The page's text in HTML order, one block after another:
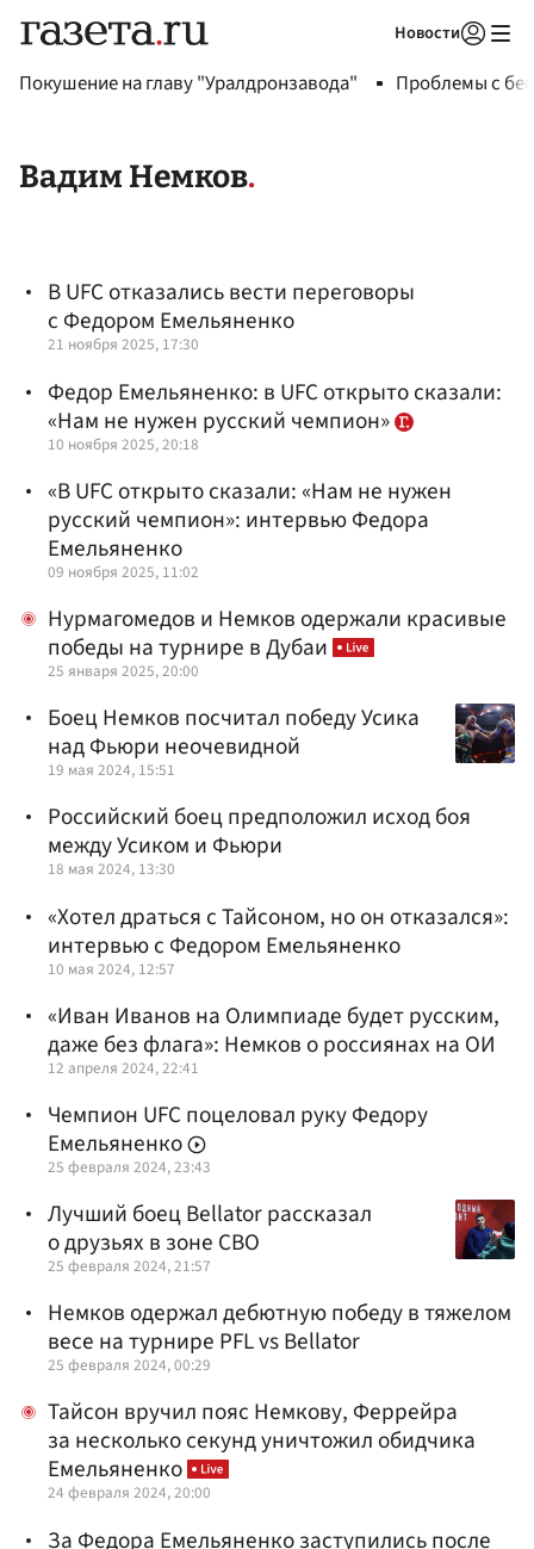
Новости
Покушение на главу "Уралдронзавода" Проблемы с
Вадим Немков
В UFC отказались вести переговоры
с Федором Емельяненко
21 ноября 2025, 17:30
Федор Емельяненко: в UFC открыто сказали:
«Нам не нужен русский чемпион»
10 ноября 2025, 20:18
«В UFC открыто сказали: «Нам не нужен
русский чемпион»: интервью Федора
Емельяненко
09 ноября 2025, 11:02
Нурмагомедов и Немков одержали красивые
победы на турнире в Дубаи
25 января 2025, 20:00
Боец Немков посчитал победу Усика
над Фьюри неочевидной
19 мая 2024, 15:51
Российский боец предположил исход боя
между Усиком и Фьюри
18 мая 2024, 13:30
«Хотел драться с Тайсоном, но он отказался»:
интервью с Федором Емельяненко
10 мая 2024, 12:57
«Иван Иванов на Олимпиаде будет русским,
даже без флага»: Немков о россиянах на ОИ
12 апреля 2024, 22:41
Чемпион UFC поцеловал руку Федору
Емельяненко
25 февраля 2024, 23:43
Лучший боец Bellator рассказал
о друзьях в зоне СВО
25 февраля 2024, 21:57
Немков одержал дебютную победу в тяжелом
весе на турнире PFL vs Bellator
25 февраля 2024, 00:29
Тайсон вручил пояс Немкову, Феррейра
за несколько секунд уничтожил обидчика
Емельяненко
24 февраля 2024, 20:00
За Федора Емельяненко заступились после